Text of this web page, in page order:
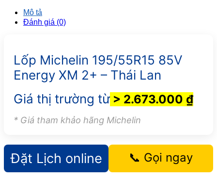
Mô tả
Đánh giá (0)
Lốp Michelin 195/55R15 85V
Energy XM 2+ – Thái Lan
Giá thị trường từ > 2.673.000 ₫
* Giá tham khảo hãng Michelin
Đặt Lịch online 📞 Gọi ngay